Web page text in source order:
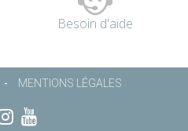
Besoin d'aide
MENTIONS LÉGALES